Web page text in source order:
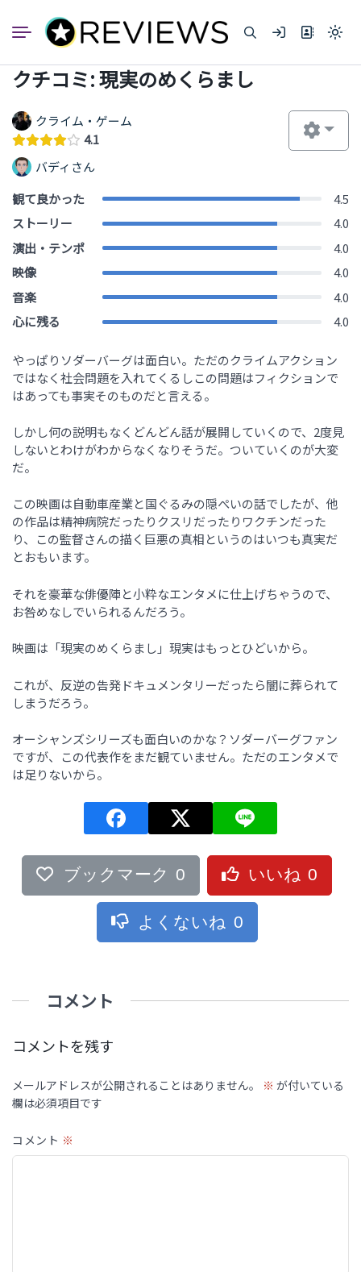
ン
Light
dark)
クチコミ: 現実のめくらまし
クライム・ゲーム
4.1
バディさん
観て良かった
4.5
ストーリー
4.0
演出・テンポ
4.0
映像
4.0
音楽
4.0
心に残る
4.0
やっぱりソダーバーグは面白い。ただのクライムアクション
ではなく社会問題を入れてくるしこの問題はフィクションで
はあっても事実そのものだと言える。
しかし何の説明もなくどんどん話が展開していくので、2度見
しないとわけがわからなくなりそうだ。ついていくのが大変
だ。
この映画は自動車産業と国ぐるみの隠ぺいの話でしたが、他
の作品は精神病院だったりクスリだったりワクチンだった
り、この監督さんの描く巨悪の真相というのはいつも真実だ
とおもいます。
それを豪華な俳優陣と小粋なエンタメに仕上げちゃうので、
お咎めなしでいられるんだろう。
映画は「現実のめくらまし」現実はもっとひどいから。
これが、反逆の告発ドキュメンタリーだったら闇に葬られて
しまうだろう。
オーシャンズシリーズも面白いのかな？ソダーバーグファン
ですが、この代表作をまだ観ていません。ただのエンタメで
は足りないから。
ブックマーク 0 いいね 0
よくないね 0
コメント
コメントを残す
メールアドレスが公開されることはありません。 ※ が付いている
欄は必須項目です
コメント ※